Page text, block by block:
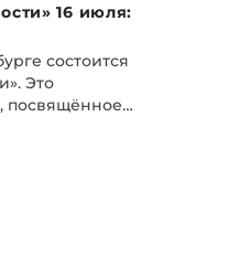
16 июля:
состоится
Это
посвящённое